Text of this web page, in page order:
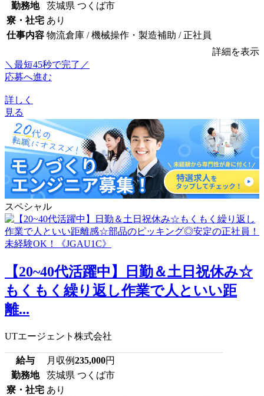
勤務地
茨城県 つくば市
寮・社宅 あり
仕事内容 物流倉庫 / 機械操作・製造補助 / 正社員
詳細を表示
＼最短45秒で完了／
応募へ進む
詳しく
見る
スペシャル
【20~40代活躍中】日勤＆土日祝休み☆
もくもく繰り返し作業で人といい距
離...
UTエージェント株式会社
給与 月収例235,000円
勤務地
茨城県 つくば市
寮・社宅 あり